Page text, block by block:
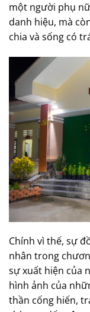
một người phụ
danh hiệu, mà
chia và sống có
Chính vì thế, sự
nhân trong
sự xuất hiện của
hình ảnh của
thần cống hiến,